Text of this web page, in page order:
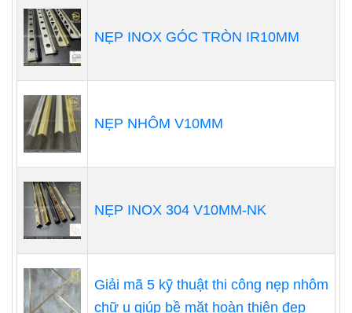
NẸP INOX GÓC TRÒN IR10MM
NẸP NHÔM V10MM
NẸP INOX 304 V10MM-NK
Giải mã 5 kỹ thuật thi công nẹp nhôm
chữ u giúp bề mặt hoàn thiện đẹp